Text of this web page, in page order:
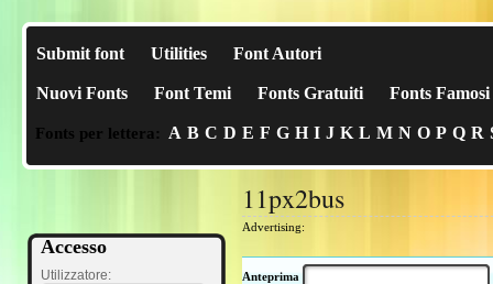
Submit font Utilities Font Autori
Nuovi Fonts Font Temi Fonts Gratuiti Fonts Famosi
Fonts per lettera: A B C D E F G H I J K L M N O P Q R
Accesso
Utilizzatore:
11px2bus
Advertising:
Anteprima